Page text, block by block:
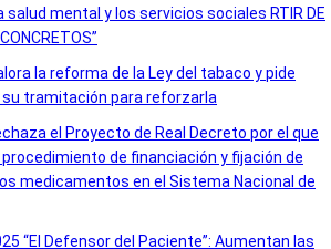
salud mental y los servicios sociales RTIR DE
la reforma de la Ley del tabaco y pide
tramitación para reforzarla
el Proyecto de Real Decreto por el que
de financiación y fijación de
medicamentos en el Sistema Nacional de
“El Defensor del Paciente”: Aumentan las